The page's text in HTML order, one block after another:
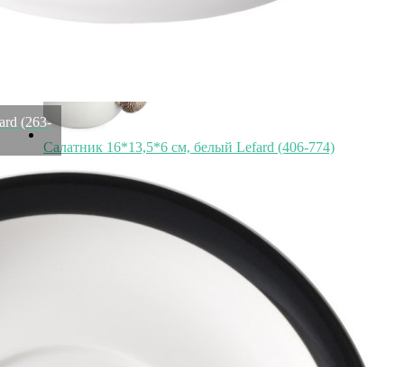
(263-
Салатник 16*13,5*6 см, белый Lefard (406-774)
Быстрый просмотр
Конфетница 17.4*9.3*12 см Lefard (146-2277)